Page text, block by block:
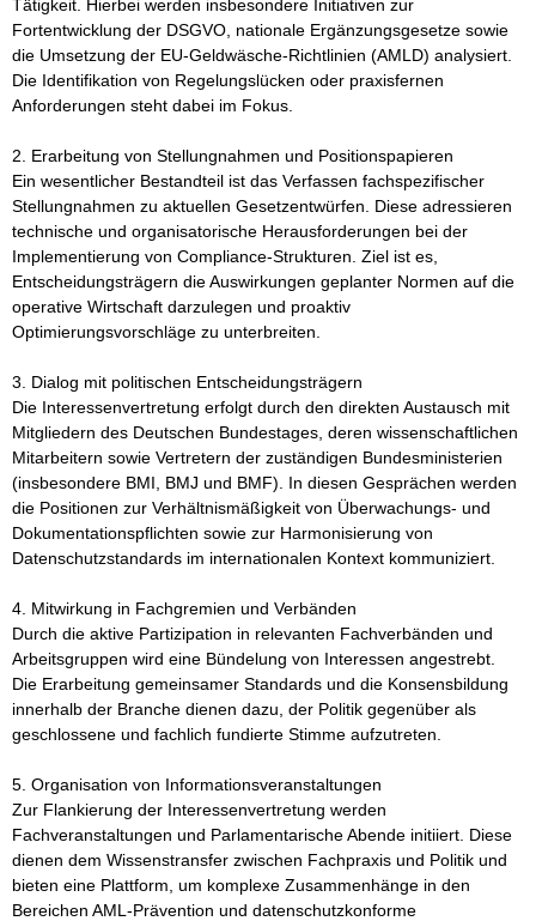
Tätigkeit. Hierbei werden insbesondere Initiativen zur
Fortentwicklung der DSGVO, nationale Ergänzungsgesetze sowie
die Umsetzung der EU-Geldwäsche-Richtlinien (AMLD) analysiert.
Die Identifikation von Regelungslücken oder praxisfernen
Anforderungen steht dabei im Fokus.
2. Erarbeitung von Stellungnahmen und Positionspapieren
Ein wesentlicher Bestandteil ist das Verfassen fachspezifischer
Stellungnahmen zu aktuellen Gesetzentwürfen. Diese adressieren
technische und organisatorische Herausforderungen bei der
Implementierung von Compliance-Strukturen. Ziel ist es,
Entscheidungsträgern die Auswirkungen geplanter Normen auf die
operative Wirtschaft darzulegen und proaktiv
Optimierungsvorschläge zu unterbreiten.
3. Dialog mit politischen Entscheidungsträgern
Die Interessenvertretung erfolgt durch den direkten Austausch mit
Mitgliedern des Deutschen Bundestages, deren wissenschaftlichen
Mitarbeitern sowie Vertretern der zuständigen Bundesministerien
(insbesondere BMI, BMJ und BMF). In diesen Gesprächen werden
die Positionen zur Verhältnismäßigkeit von Überwachungs- und
Dokumentationspflichten sowie zur Harmonisierung von
Datenschutzstandards im internationalen Kontext kommuniziert.
4. Mitwirkung in Fachgremien und Verbänden
Durch die aktive Partizipation in relevanten Fachverbänden und
Arbeitsgruppen wird eine Bündelung von Interessen angestrebt.
Die Erarbeitung gemeinsamer Standards und die Konsensbildung
innerhalb der Branche dienen dazu, der Politik gegenüber als
geschlossene und fachlich fundierte Stimme aufzutreten.
5. Organisation von Informationsveranstaltungen
Zur Flankierung der Interessenvertretung werden
Fachveranstaltungen und Parlamentarische Abende initiiert. Diese
dienen dem Wissenstransfer zwischen Fachpraxis und Politik und
bieten eine Plattform, um komplexe Zusammenhänge in den
Bereichen AML-Prävention und datenschutzkonforme